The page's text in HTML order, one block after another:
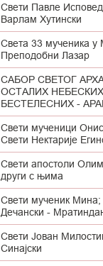
Свети Павле
Варлам Хутински
Света 33 мученика у
Преподобни Лазар
САБОР СВЕТОГ
ОСТАЛИХ
БЕСТЕЛЕСНИХ -
Свети мученици
Свети Нектарије
Свети апостоли
други с њима
Свети мученик
Дечански -
Свети Јован
Синајски